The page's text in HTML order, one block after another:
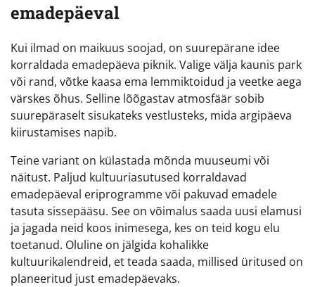
emadepäeval
Kui ilmad on maikuus soojad, on suurepärane idee
korraldada emadepäeva piknik. Valige välja kaunis park
või rand, võtke kaasa ema lemmiktoidud ja veetke aega
värskes õhus. Selline lõõgastav atmosfäär sobib
suurepäraselt sisukateks vestlusteks, mida argipäeva
kiirustamises napib.
Teine variant on külastada mõnda muuseumi või
näitust. Paljud kultuuriasutused korraldavad
emadepäeval eriprogramme või pakuvad emadele
tasuta sissepääsu. See on võimalus saada uusi elamusi
ja jagada neid koos inimesega, kes on teid kogu elu
toetanud. Oluline on jälgida kohalikke
kultuurikalendreid, et teada saada, millised üritused on
planeeritud just emadepäevaks.